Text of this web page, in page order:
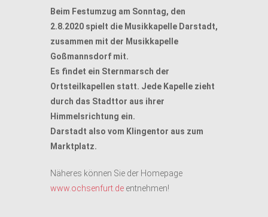
Beim Festumzug am Sonntag, den
2.8.2020 spielt die Musikkapelle Darstadt,
zusammen mit der Musikkapelle
Goßmannsdorf mit.
Es findet ein Sternmarsch der
Ortsteilkapellen statt. Jede Kapelle zieht
durch das Stadttor aus ihrer
Himmelsrichtung ein.
Darstadt also vom Klingentor aus zum
Marktplatz.
Näheres können Sie der Homepage
www.ochsenfurt.de entnehmen!